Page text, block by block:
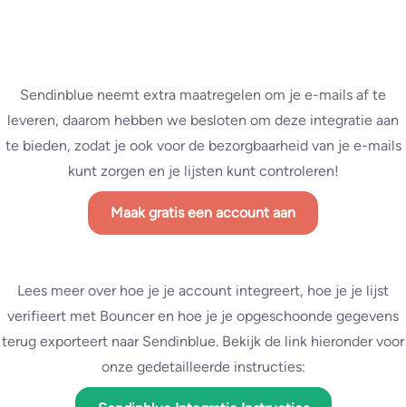
Sendinblue neemt extra maatregelen om je e-mails af te
leveren, daarom hebben we besloten om deze integratie aan
te bieden, zodat je ook voor de bezorgbaarheid van je e-mails
kunt zorgen en je lijsten kunt controleren!
Maak gratis een account aan
Lees meer over hoe je je account integreert, hoe je je lijst
verifieert met Bouncer en hoe je je opgeschoonde gegevens
terug exporteert naar Sendinblue. Bekijk de link hieronder voor
onze gedetailleerde instructies: